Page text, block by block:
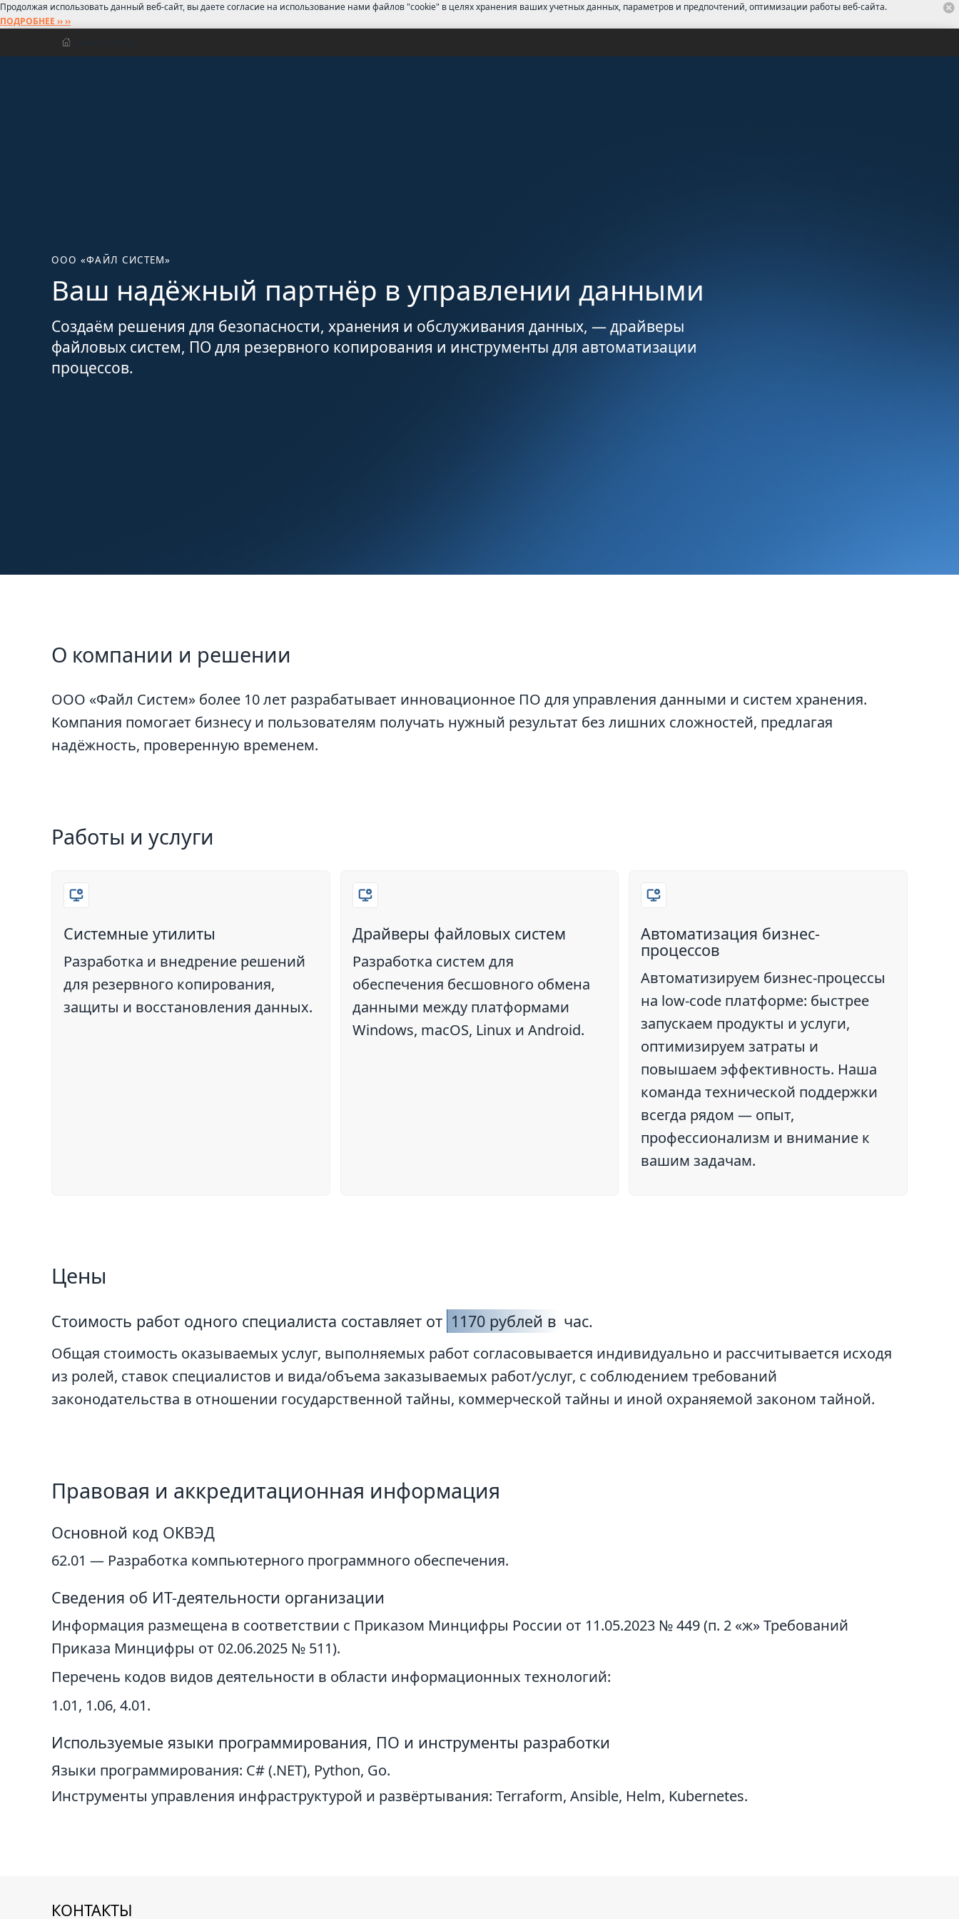
Продолжая использовать данный веб-сайт, вы даете согласие на использование нами файлов "cookie" в целях хранения ваших учетных данных, параметров и предпочтений, оптимизации работы веб-сайта.
ПОДРОБНЕЕ ›› ››
ООО «ФАЙЛ СИСТЕМ»
Ваш надёжный партнёр в управлении данными
Создаём решения для безопасности, хранения и обслуживания данных, — драйверы
файловых систем, ПО для резервного копирования и инструменты для автоматизации
процессов.
О компании и решении
ООО «Файл Систем» более 10 лет разрабатывает инновационное ПО для управления данными и систем хранения.
Компания помогает бизнесу и пользователям получать нужный результат без лишних сложностей, предлагая
надёжность, проверенную временем.
Работы и услуги
Системные утилиты
Разработка и внедрение решений
для резервного копирования,
защиты и восстановления данных.
Драйверы файловых систем
Разработка систем для
обеспечения бесшовного обмена
данными между платформами
Windows, macOS, Linux и Android.
Автоматизация бизнес-
процессов
Автоматизируем бизнес-процессы
на low-code платформе: быстрее
запускаем продукты и услуги,
оптимизируем затраты и
повышаем эффективность. Наша
команда технической поддержки
всегда рядом — опыт,
профессионализм и внимание к
вашим задачам.
Цены
Стоимость работ одного специалиста составляет от 1170 рублей в час.
Общая стоимость оказываемых услуг, выполняемых работ согласовывается индивидуально и рассчитывается исходя
из ролей, ставок специалистов и вида/объема заказываемых работ/услуг, с соблюдением требований
законодательства в отношении государственной тайны, коммерческой тайны и иной охраняемой законом тайной.
Правовая и аккредитационная информация
Основной код ОКВЭД
62.01 — Разработка компьютерного программного обеспечения.
Сведения об ИТ-деятельности организации
Информация размещена в соответствии с Приказом Минцифры России от 11.05.2023 № 449 (п. 2 «ж» Требований
Приказа Минцифры от 02.06.2025 № 511).
Перечень кодов видов деятельности в области информационных технологий:
1.01, 1.06, 4.01.
Используемые языки программирования, ПО и инструменты разработки
Языки программирования: C# (.NET), Python, Go.
Инструменты управления инфраструктурой и развёртывания: Terraform, Ansible, Helm, Kubernetes.
КОНТАКТЫ